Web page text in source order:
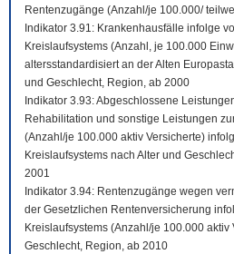
Rentenzugänge (Anzahl/je 100.000/
Indikator 3.91: Krankenhausfälle infolge
Kreislaufsystems (Anzahl, je 100.000
altersstandardisiert an der Alten
und Geschlecht, Region, ab 2000
Indikator 3.93: Abgeschlossene
Rehabilitation und sonstige Leistungen
(Anzahl/je 100.000 aktiv Versicherte)
Kreislaufsystems nach Alter und
2001
Indikator 3.94: Rentenzugänge wegen
der Gesetzlichen Rentenversicherung
Kreislaufsystems (Anzahl/je 100.000 aktiv
Geschlecht, Region, ab 2010